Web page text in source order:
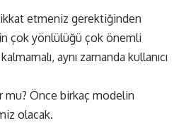
etmeniz gerektiğinden
çok yönlülüğü çok önemli
aynı zamanda kullanıcı
mu? Önce birkaç modelin
olacak.